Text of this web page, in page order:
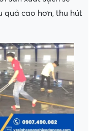
quả cao hơn, thu hút